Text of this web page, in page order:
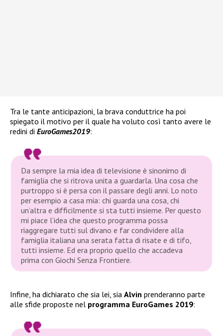
Tra le tante anticipazioni, la brava conduttrice ha poi
spiegato il motivo per il quale ha voluto così tanto avere le
redini di EuroGames2019:
Da sempre la mia idea di televisione è sinonimo di
famiglia che si ritrova unita a guardarla. Una cosa che
purtroppo si è persa con il passare degli anni. Lo noto
per esempio a casa mia: chi guarda una cosa, chi
un’altra e difficilmente si sta tutti insieme. Per questo
mi piace l’idea che questo programma possa
riaggregare tutti sul divano e far condividere alla
famiglia italiana una serata fatta di risate e di tifo,
tutti insieme. Ed era proprio quello che accadeva
prima con Giochi Senza Frontiere.
Infine, ha dichiarato che sia lei, sia Alvin prenderanno parte
alle sfide proposte nel programma EuroGames 2019: